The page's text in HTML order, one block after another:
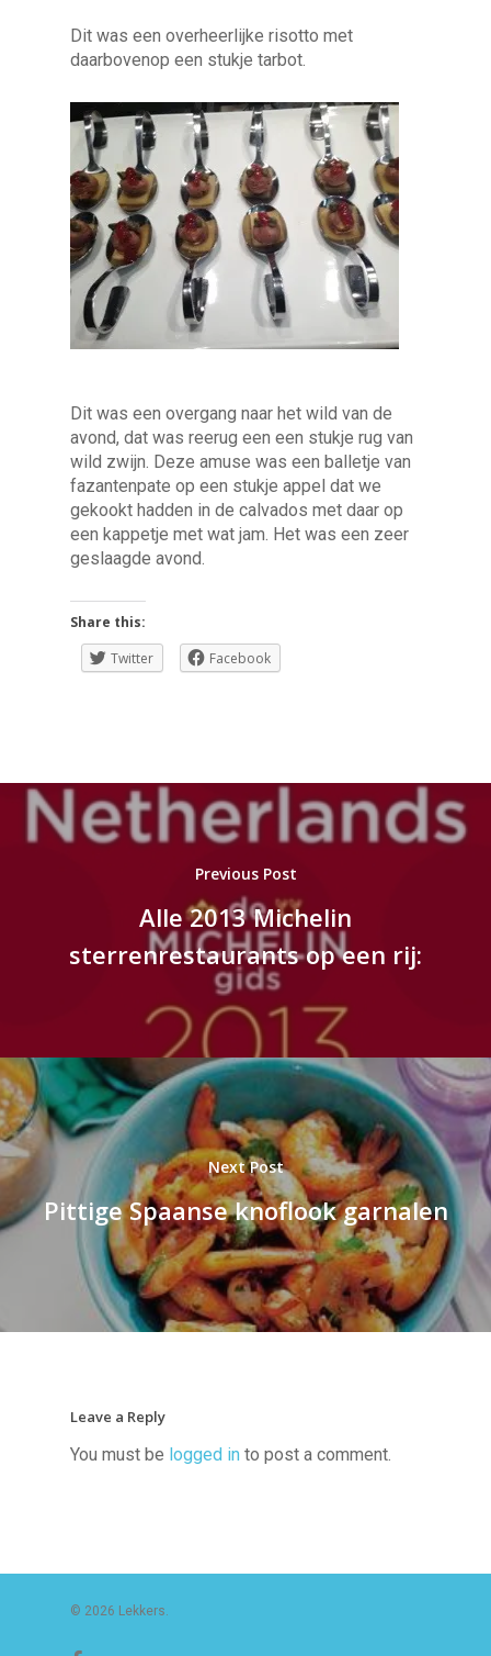
Dit was een overheerlijke risotto met
daarbovenop een stukje tarbot.
Dit was een overgang naar het wild van de
avond, dat was reerug een een stukje rug van
wild zwijn. Deze amuse was een balletje van
fazantenpate op een stukje appel dat we
gekookt hadden in de calvados met daar op
een kappetje met wat jam. Het was een zeer
geslaagde avond.
Share this:
Twitter
Facebook
Previous Post
Alle 2013 Michelin
sterrenrestaurants op een rij:
Next Post
Pittige Spaanse knoflook garnalen
Leave a Reply
You must be logged in to post a comment.
© 2026 Lekkers.